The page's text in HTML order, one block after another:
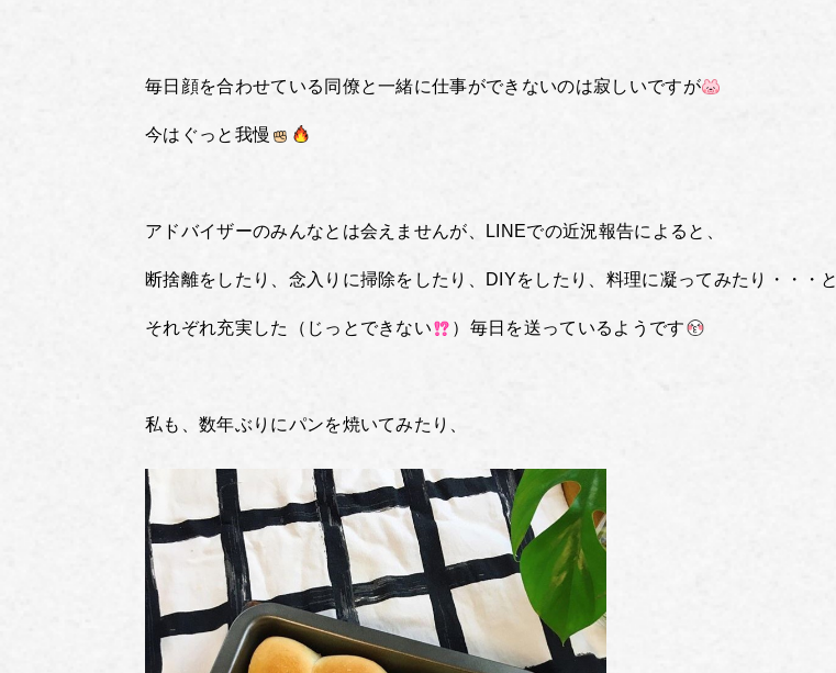
毎日顔を合わせている同僚と一緒に仕事ができないのは寂しいですが
今はぐっと我慢
アドバイザーのみんなとは会えませんが、LINEでの近況報告によると、
断捨離をしたり、念入りに掃除をしたり、DIYをしたり、料理に凝ってみたり・・・と
それぞれ充実した（じっとできない ）毎日を送っているようです
私も、数年ぶりにパンを焼いてみたり、